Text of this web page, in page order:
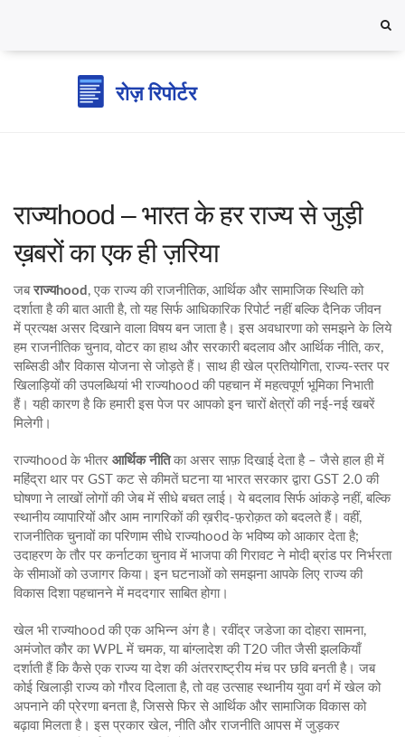
राज्यhood – भारत के हर राज्य से जुड़ी
ख़बरों का एक ही ज़रिया
जब राज्यhood , एक राज्य की राजनीतिक, आर्थिक और सामाजिक स्थिति को
दर्शाता हैकी बात आती है, तो यह सिर्फ आधिकारिक रिपोर्ट नहीं बल्कि दैनिक जीवन
में प्रत्यक्ष असर दिखाने वाला विषय बन जाता है। इस अवधारणा को समझने के लिये
हम राजनीतिक चुनाव, वोटर का हाथ और सरकारी बदलावऔर आर्थिक नीति, कर,
सब्सिडी और विकास योजनासे जोड़ते हैं। साथ ही खेल प्रतियोगिता, राज्य‑स्तर पर
खिलाड़ियों की उपलब्धियांभी राज्यhood की पहचान में महत्वपूर्ण भूमिका निभाती
हैं। यही कारण है कि हमारी इस पेज पर आपको इन चारों क्षेत्रों की नई‑नई खबरें
मिलेगी।
राज्यhood के भीतर आर्थिक नीतिका असर साफ़ दिखाई देता है – जैसे हाल ही में
महिंद्रा थार पर GST कट से कीमतें घटना या भारत सरकार द्वारा GST 2.0 की
घोषणा ने लाखों लोगों की जेब में सीधे बचत लाई। ये बदलाव सिर्फ आंकड़े नहीं, बल्कि
स्थानीय व्यापारियों और आम नागरिकों की ख़रीद‑फ़़रोक़त को बदलते हैं। वहीं,
राजनीतिक चुनावों का परिणाम सीधे राज्यhood के भविष्य को आकार देता है;
उदाहरण के तौर पर कर्नाटका चुनाव में भाजपा की गिरावट ने मोदी ब्रांड पर निर्भरता
के सीमाओं को उजागर किया। इन घटनाओं को समझना आपके लिए राज्य की
विकास दिशा पहचानने में मददगार साबित होगा।
खेल भी राज्यhood की एक अभिन्न अंग है। रवींद्र जडेजा का दोहरा सामना,
अमंजोत कौर का WPL में चमक, या बांग्लादेश की T20 जीत जैसी झलकियाँ
दर्शाती हैं कि कैसे एक राज्य या देश की अंतरराष्ट्रीय मंच पर छवि बनती है। जब
कोई खिलाड़ी राज्य को गौरव दिलाता है, तो वह उत्साह स्थानीय युवा वर्ग में खेल को
अपनाने की प्रेरणा बनता है, जिससे फिर से आर्थिक और सामाजिक विकास को
बढ़ावा मिलता है। इस प्रकार खेल, नीति और राजनीति आपस में जुड़कर